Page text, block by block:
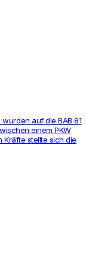
auf die BAB 81
einem PKW
Kräfte stellte sich die